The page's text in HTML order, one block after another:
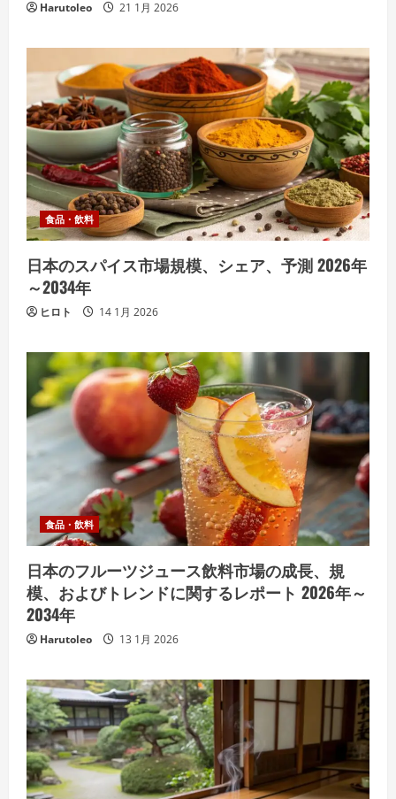
Harutoleo 21 1月 2026
食品・飲料
日本のスパイス市場規模、シェア、予測 2026年
～2034年
ヒロト 14 1月 2026
食品・飲料
日本のフルーツジュース飲料市場の成長、規
模、およびトレンドに関するレポート 2026年～
2034年
Harutoleo 13 1月 2026